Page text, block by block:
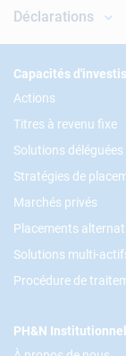
Déclarations
Footer
Capacités
Actions
Titres à revenu fixe
Solutions
Stratégies de
Marchés privés
Placements
Solutions multi-
Procédure de
PH&N Institutionnel